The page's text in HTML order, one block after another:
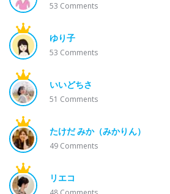
53 Comments
ゆり子
53 Comments
いいどちさ
51 Comments
たけだ みか（みかりん）
49 Comments
リエコ